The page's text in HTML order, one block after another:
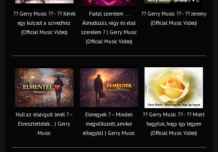
?? Gerry Music ?? - ?? Kérek
egy kulcsot a szívedhez
(Official Music Video)
Fiatal szerelem ...
Álmodozás, vágy és első
szerelem ? | Gerry Music
(Official Music Video)
?? Gerry Music ?? - ?? Jeremy
(Official Music Video)
Hull az elsárgult levél ? –
Elvesztettelek… | Gerry
Music
Elmegyek ? – Minden
megváltozott, amikor
elhagytál | Gerry Music
?? Gerry Music ?? - ?? Miért
hagytuk, hogy így legyen
(Official Music Video)